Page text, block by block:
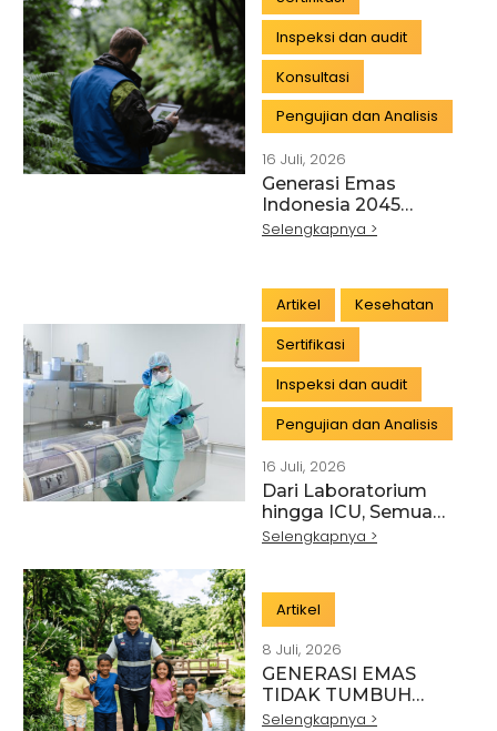
Inspeksi dan audit
Konsultasi
Pengujian dan Analisis
16 Juli, 2026
Generasi Emas
Indonesia 2045
Dimulai dari Hutan
Selengkapnya >
Artikel
Kesehatan
Sertifikasi
Inspeksi dan audit
Pengujian dan Analisis
16 Juli, 2026
Dari Laboratorium
hingga ICU, Semua
Membutuhkan
Selengkapnya >
Artikel
8 Juli, 2026
GENERASI EMAS
TIDAK TUMBUH
DARI PROGRAM
Selengkapnya >